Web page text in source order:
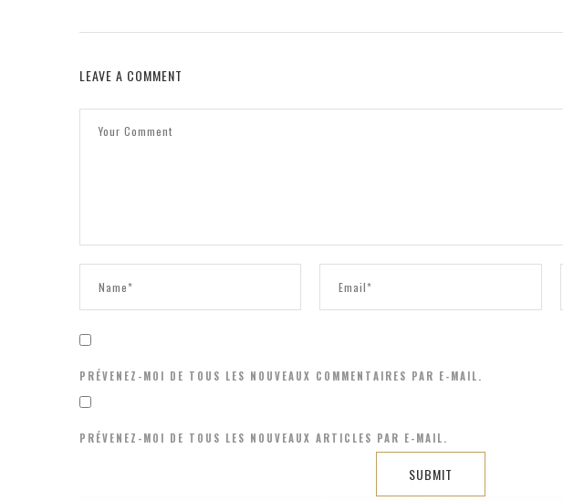
LEAVE A COMMENT
PRÉVENEZ-MOI DE TOUS LES NOUVEAUX COMMENTAIRES PAR E-MAIL.
PRÉVENEZ-MOI DE TOUS LES NOUVEAUX ARTICLES PAR E-MAIL.